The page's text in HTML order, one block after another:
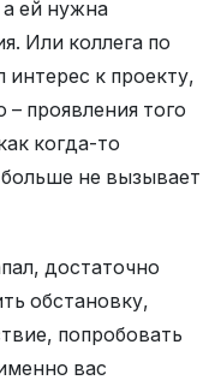
а ей нужна
Или коллега по
интерес к проекту,
проявления того
когда-то
не вызывает
достаточно
обстановку,
попробовать
вас